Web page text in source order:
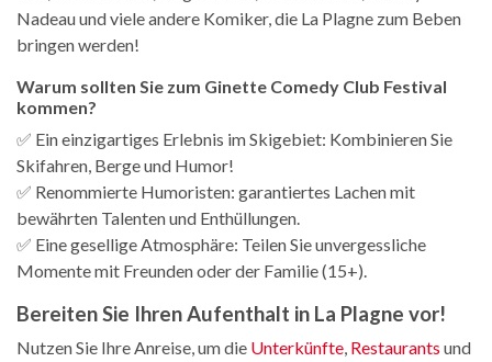
Nadeau und viele andere Komiker, die La Plagne zum Beben
bringen werden!
Warum sollten Sie zum Ginette Comedy Club Festival
kommen?
✅ Ein einzigartiges Erlebnis im Skigebiet: Kombinieren Sie
Skifahren, Berge und Humor!
✅ Renommierte Humoristen: garantiertes Lachen mit
bewährten Talenten und Enthüllungen.
✅ Eine gesellige Atmosphäre: Teilen Sie unvergessliche
Momente mit Freunden oder der Familie (15+).
Bereiten Sie Ihren Aufenthalt in La Plagne vor!
Nutzen Sie Ihre Anreise, um die Unterkünfte, Restaurants und